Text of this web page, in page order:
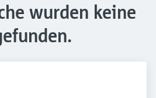
wurden keine